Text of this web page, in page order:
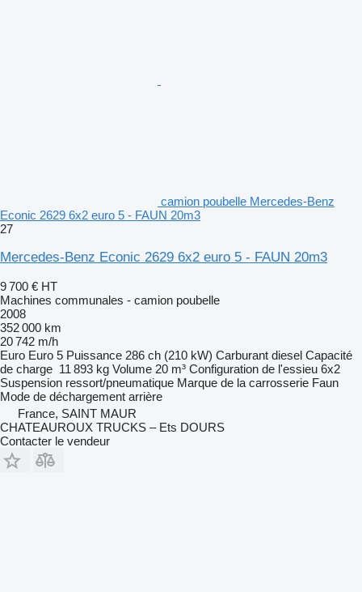
camion poubelle Mercedes-Benz
Econic 2629 6x2 euro 5 - FAUN 20m3
27
Mercedes-Benz Econic 2629 6x2 euro 5 - FAUN 20m3
9 700 € HT
Machines communales - camion poubelle
2008
352 000 km
20 742 m/h
Euro Euro 5 Puissance 286 ch (210 kW) Carburant diesel Capacité
de charge 11 893 kg Volume 20 m³ Configuration de l'essieu 6x2
Suspension ressort/pneumatique Marque de la carrosserie Faun
Mode de déchargement arrière
France, SAINT MAUR
CHATEAUROUX TRUCKS – Ets DOURS
Contacter le vendeur